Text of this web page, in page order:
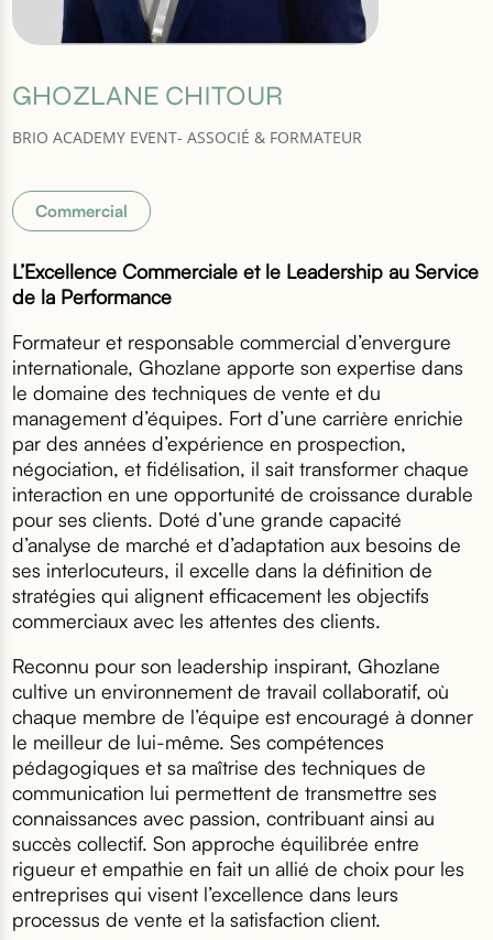
GHOZLANE CHITOUR
BRIO ACADEMY EVENT- ASSOCIÉ & FORMATEUR
Commercial
L’Excellence Commerciale et le Leadership au Service
de la Performance
Formateur et responsable commercial d’envergure
internationale, Ghozlane apporte son expertise dans
le domaine des techniques de vente et du
management d’équipes. Fort d’une carrière enrichie
par des années d’expérience en prospection,
négociation, et fidélisation, il sait transformer chaque
interaction en une opportunité de croissance durable
pour ses clients. Doté d’une grande capacité
d’analyse de marché et d’adaptation aux besoins de
ses interlocuteurs, il excelle dans la définition de
stratégies qui alignent efficacement les objectifs
commerciaux avec les attentes des clients.
Reconnu pour son leadership inspirant, Ghozlane
cultive un environnement de travail collaboratif, où
chaque membre de l’équipe est encouragé à donner
le meilleur de lui-même. Ses compétences
pédagogiques et sa maîtrise des techniques de
communication lui permettent de transmettre ses
connaissances avec passion, contribuant ainsi au
succès collectif. Son approche équilibrée entre
rigueur et empathie en fait un allié de choix pour les
entreprises qui visent l’excellence dans leurs
processus de vente et la satisfaction client.